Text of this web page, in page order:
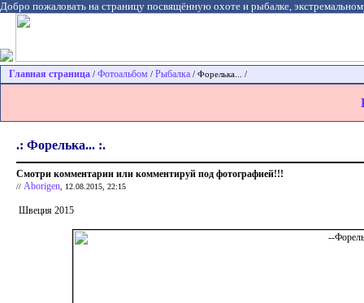
Добро пожаловать на страницу посвящённую охоте и рыбалке,
Главная страница / Фотоальбом / Рыбалка / Форелька... /
.: Форелька... :.
Смотри комментарии или комментируй под фотографией!!!
// Aborigen , 12.08.2015, 22:15
Швеция 2015